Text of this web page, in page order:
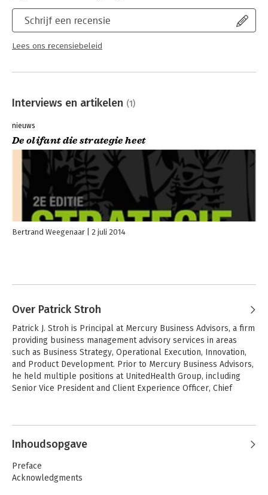
Schrijf een recensie
Lees ons recensiebeleid
Interviews en artikelen (1)
nieuws
De olifant die strategie heet
Bertrand Weegenaar 2 juli 2014
Over Patrick Stroh
Patrick J. Stroh is Principal at Mercury Business Advisors, a firm
providing business management advisory services in areas
such as Business Strategy, Operational Execution, Innovation,
and Product Development. Prior to Mercury Business Advisors,
he held multiple positions at UnitedHealth Group, including
Senior Vice President and Client Experience Officer, Chief
Director of Enterprise Risk Management.
Inhoudsopgave
Preface
Acknowledgments